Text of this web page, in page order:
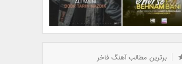
بانی بنام قرص قمر 2
یاسینی بنام دورترین نزدیک
برترین مطالب آهنگ فاخر